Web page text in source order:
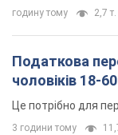
годину тому 2,7 т.
Податкова
чоловіків 18-
Це потрібно для
3 години тому